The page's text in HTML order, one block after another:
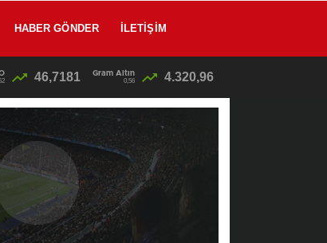
HABER GÖNDER İLETIŞIM
46,7181 Gram Altın
0,56 4.320,96